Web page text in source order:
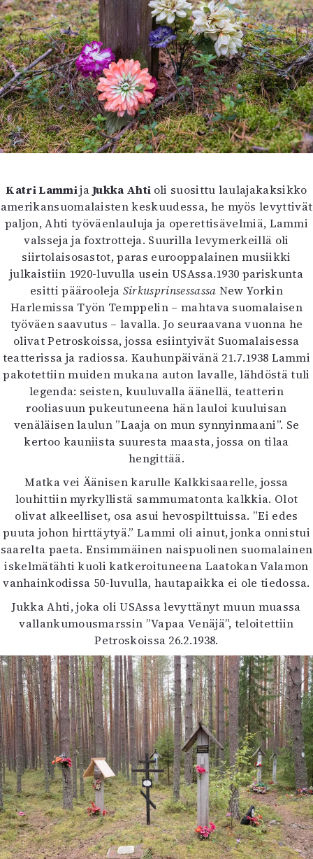
Katri LammijaJukka Ahti oli suosittu laulajakaksikko
amerikansuomalaisten keskuudessa, he myös levyttivät
paljon, Ahti työväenlauluja ja operettisävelmiä, Lammi
valsseja ja foxtrotteja. Suurilla levymerkeillä oli
siirtolaisosastot, paras eurooppalainen musiikki
julkaistiin 1920-luvulla usein USAssa.1930 pariskunta
esitti päärooleja Sirkusprinsessassa New Yorkin
Harlemissa Työn Temppelin – mahtava suomalaisen
työväen saavutus – lavalla. Jo seuraavana vuonna he
olivat Petroskoissa, jossa esiintyivät Suomalaisessa
teatterissa ja radiossa. Kauhunpäivänä 21.7.1938 Lammi
pakotettiin muiden mukana auton lavalle, lähdöstä tuli
legenda: seisten, kuuluvalla äänellä, teatterin
rooliasuun pukeutuneena hän lauloi kuuluisan
venäläisen laulun ”Laaja on mun synnyinmaani”. Se
kertoo kauniista suuresta maasta, jossa on tilaa
hengittää.
Matka vei Äänisen karulle Kalkkisaarelle, jossa
louhittiin myrkyllistä sammumatonta kalkkia. Olot
olivat alkeelliset, osa asui hevospilttuissa. ”Ei edes
puuta johon hirttäytyä.” Lammi oli ainut, jonka onnistui
saarelta paeta. Ensimmäinen naispuolinen suomalainen
iskelmätähti kuoli katkeroituneena Laatokan Valamon
vanhainkodissa 50-luvulla, hautapaikka ei ole tiedossa.
Jukka Ahti, joka oli USAssa levyttänyt muun muassa
vallankumousmarssin ”Vapaa Venäjä”, teloitettiin
Petroskoissa 26.2.1938.